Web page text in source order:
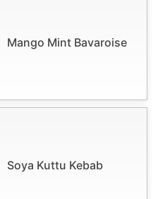
Mango Mint Bavaroise
Soya Kuttu Kebab